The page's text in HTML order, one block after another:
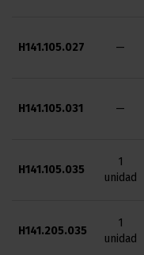
H141.105.027 —
H141.105.031 —
H141.105.035
1
unidad
H141.205.035
1
unidad